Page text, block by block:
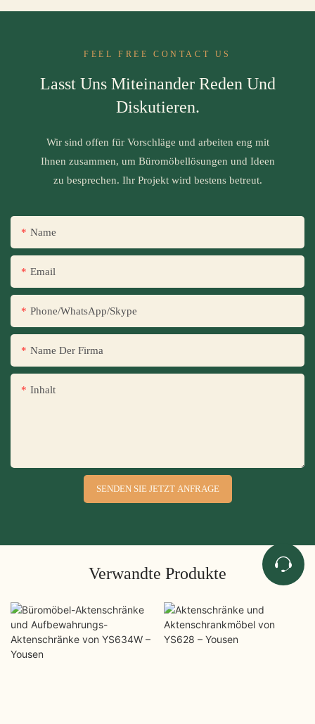
FEEL FREE CONTACT US
Lasst Uns Miteinander Reden Und
Diskutieren.
Wir sind offen für Vorschläge und arbeiten eng mit
Ihnen zusammen, um Büromöbellösungen und Ideen
zu besprechen. Ihr Projekt wird bestens betreut.
Name
Email
Phone/WhatsApp/Skype
Name Der Firma
Inhalt
SENDEN SIE JETZT ANFRAGE
Verwandte Produkte